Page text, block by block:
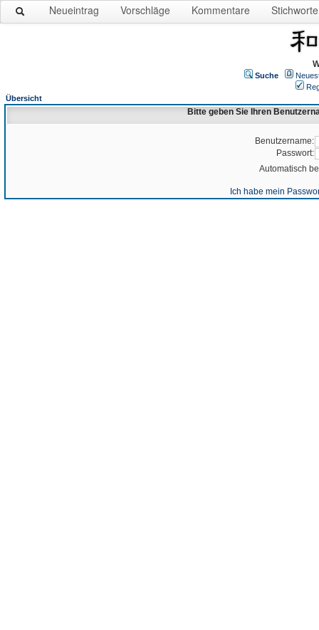
Neueintrag Vorschläge Kommentare Stichworte
Suche
Übersicht
Bitte geben Sie Ihren
Benutzername:
Passwort:
Automatisch
Ich habe mein